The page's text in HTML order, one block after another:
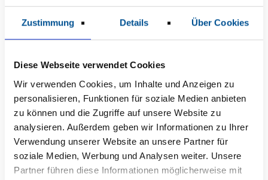
Zustimmung Details Über Cookies
Diese Webseite verwendet Cookies
Wir verwenden Cookies, um Inhalte und Anzeigen zu
personalisieren, Funktionen für soziale Medien anbieten
zu können und die Zugriffe auf unsere Website zu
analysieren. Außerdem geben wir Informationen zu Ihrer
Verwendung unserer Website an unsere Partner für
soziale Medien, Werbung und Analysen weiter. Unsere
Partner führen diese Informationen möglicherweise mit